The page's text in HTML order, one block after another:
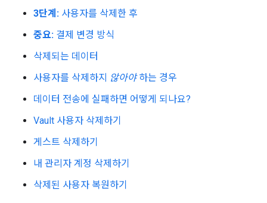
3단계: 사용자를 삭제한 후
중요: 결제 변경 방식
삭제되는 데이터
사용자를 삭제하지 않아야하는 경우
데이터 전송에 실패하면 어떻게 되나요?
Vault 사용자 삭제하기
게스트 삭제하기
내 관리자 계정 삭제하기
삭제된 사용자 복원하기